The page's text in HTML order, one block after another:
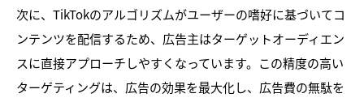
次に、TikTokのアルゴリズムがユーザーの嗜好に基づいてコ
ンテンツを配信するため、広告主はターゲットオーディエン
スに直接アプローチしやすくなっています。この精度の高い
ターゲティングは、広告の効果を最大化し、広告費の無駄を